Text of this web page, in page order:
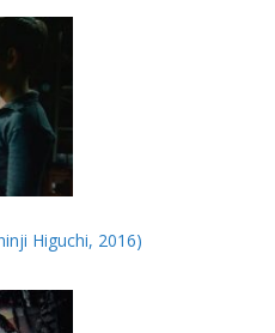
Higuchi, 2016)